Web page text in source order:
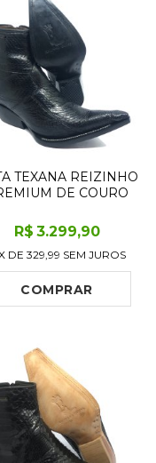
TEXANA REIZINHO
DE COURO
NAPA PRETA COM
CABEÇA LIMITED
- CANO CURTO,
FINO - SOLADO DE
ARTESANAL
R$ 3.299,90
DE329,99 SEM JUROS
COMPRAR